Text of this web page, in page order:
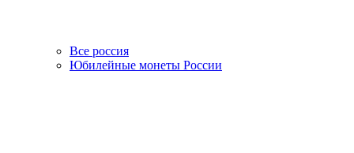
Все россия
Юбилейные монеты России